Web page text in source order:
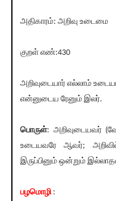
அதிகாரம்: அறிவு உடைமை
குறள் எண்:430
அறிவுடையார் எல்லாம்
என்னுடைய ரேனும் இலர்.
பொருள்: அறிவுடையவர்
உடையவரே ஆவர்;
இருப்பினும் ஒன்றும்
பழமொழி: